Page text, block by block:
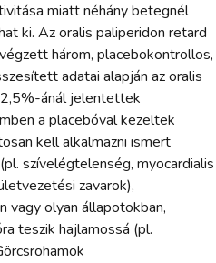
miatt néhány betegnél
ki. Az oralis paliperidon retard
három, placebokontrollos,
adatai alapján az oralis
ánál jelentettek
a placebóval kezeltek
kell alkalmazni ismert
szívelégtelenség, myocardialis
zavarok),
vagy olyan állapotokban,
teszik hajlamossá (pl.